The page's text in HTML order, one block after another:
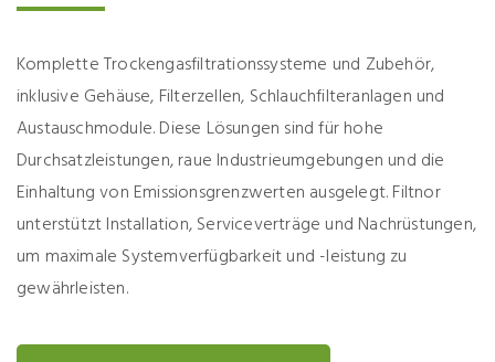
Komplette Trockengasfiltrationssysteme und Zubehör,
inklusive Gehäuse, Filterzellen, Schlauchfilteranlagen und
Austauschmodule. Diese Lösungen sind für hohe
Durchsatzleistungen, raue Industrieumgebungen und die
Einhaltung von Emissionsgrenzwerten ausgelegt. Filtnor
unterstützt Installation, Serviceverträge und Nachrüstungen,
um maximale Systemverfügbarkeit und -leistung zu
gewährleisten.